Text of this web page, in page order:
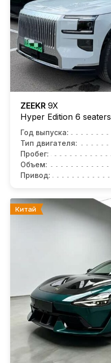
ZEEKR 9X
Hyper Edition 6 seaters
Год выпуска:
Тип двигателя:
Пробег:
Объем:
Привод:
Китай